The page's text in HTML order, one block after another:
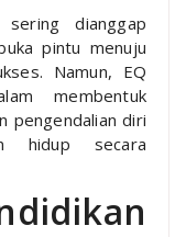
dianggap
pintu menuju
Namun, EQ
membentuk
pengendalian diri
hidup secara